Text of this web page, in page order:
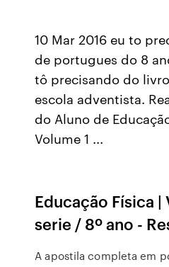
10 Mar 2016 eu to
de portugues do 8
tô precisando do
escola adventista.
do Aluno de
Volume 1 ...
Educação Física |
serie / 8º ano -
A apostila completa em